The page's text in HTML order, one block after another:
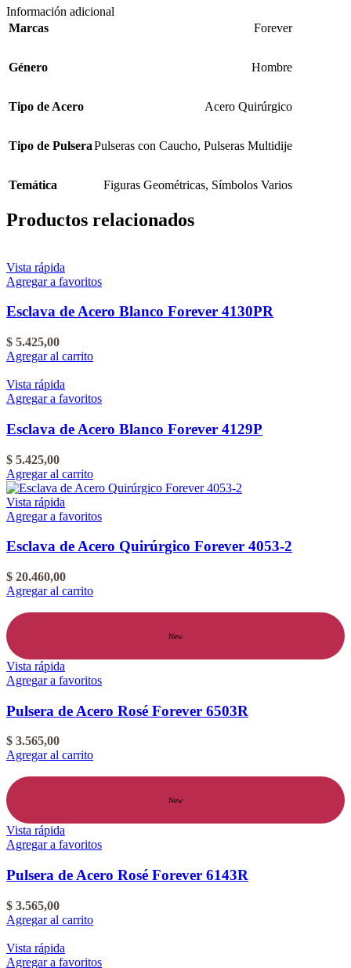
Información adicional
Marcas
Forever
Género Hombre
Tipo de Acero Acero Quirúrgico
Tipo de PulseraPulseras con Caucho, Pulseras Multidije
Temática Figuras Geométricas, Símbolos Varios
Productos relacionados
Vista rápida
Agregar a favoritos
Esclava de Acero Blanco Forever 4130PR
$ 5.425,00
Agregar al carrito
Vista rápida
Agregar a favoritos
Esclava de Acero Blanco Forever 4129P
$ 5.425,00
Agregar al carrito
Vista rápida
Agregar a favoritos
Esclava de Acero Quirúrgico Forever 4053-2
$ 20.460,00
Agregar al carrito
New
Vista rápida
Agregar a favoritos
Pulsera de Acero Rosé Forever 6503R
$ 3.565,00
Agregar al carrito
New
Vista rápida
Agregar a favoritos
Pulsera de Acero Rosé Forever 6143R
$ 3.565,00
Agregar al carrito
Vista rápida
Agregar a favoritos